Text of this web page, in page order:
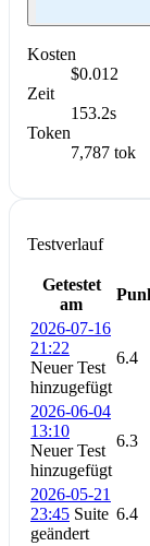
Kosten
$0.012
Zeit
153.2s
Token
7,787 tok
Testverlauf
Getestet
am
2026-07-16
21:22
Neuer Test
hinzugefügt
6.4
2026-06-04
13:10
Neuer Test
hinzugefügt
6.3
2026-05-21
23:45 Suite
geändert
6.4